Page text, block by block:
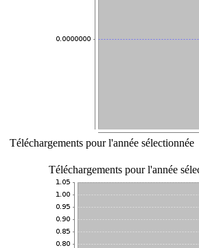
Téléchargements pour l'année sélectionnée
Téléchargements pour l'année